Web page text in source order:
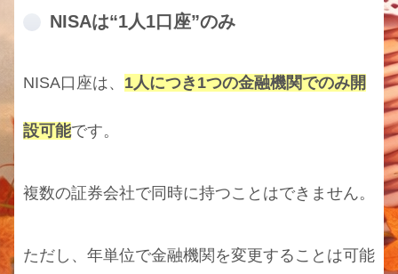
NISAは“1人1口座”のみ
NISA口座は、 1人につき1つの金融機関でのみ開
設可能です。
複数の証券会社で同時に持つことはできません。
ただし、年単位で金融機関を変更することは可能